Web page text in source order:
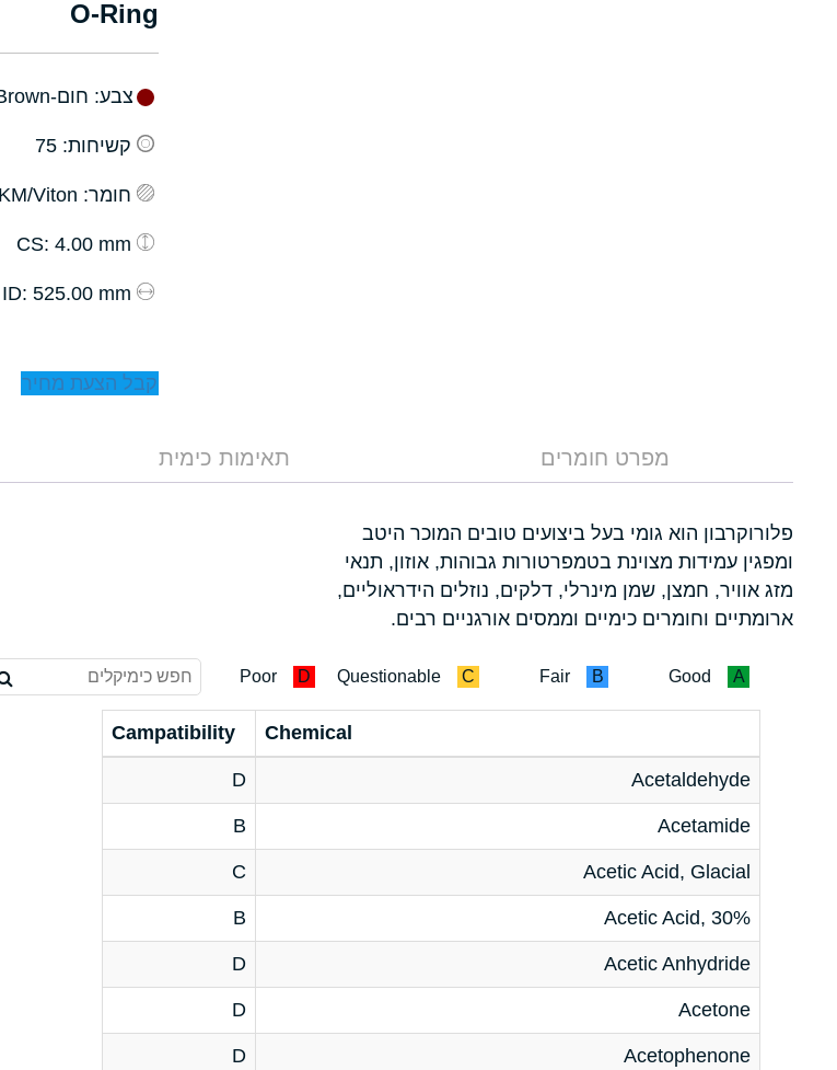
O-Ring
צבע: חום-Brown
קשיחות: 75
חומר: FKM/Viton™
: 4.00 mm
: 525.00 mm
קבל הצעת מחיר
מפרט חומרים תאימות כימית
פלורוקרבון הוא גומי בעל ביצועים טובים המוכר היטב
ומפגין עמידות מצוינת בטמפרטורות גבוהות, אוזון, תנאי
מזג אוויר, חמצן, שמן מינרלי, דלקים, נוזלים הידראוליים,
ארומתיים וחומרים כימיים וממסים אורגניים רבים.
A
Good
B
Fair
C
Questionable
D
Poor
Chemical
Campatibility
Acetaldehyde
D
Acetamide
B
Acetic Acid, Glacial
C
Acetic Acid, 30%
B
Acetic Anhydride
D
Acetone
D
Acetophenone
D